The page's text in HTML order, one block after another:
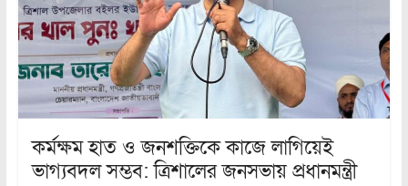
কর্মক্ষম হাত ও জনশক্তিকে কাজে লাগিয়েই
ভাগ্যবদল সম্ভব: ত্রিশালের জনসভায় প্রধানমন্ত্রী